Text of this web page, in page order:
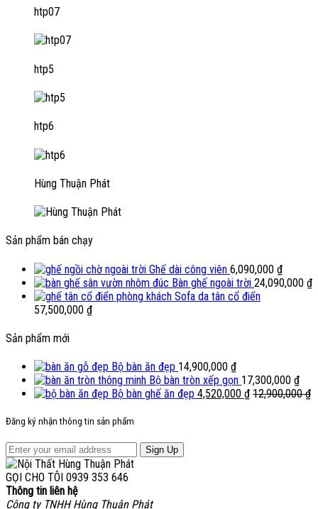
htp07
htp5
htp6
Hùng Thuận Phát
Sản phẩm bán chạy
Ghế dài công viên 6,090,000 ₫
Bàn ghế ngoài trời 24,090,000 ₫
Sofa da tân cổ điển
57,500,000 ₫
Sản phẩm mới
Bộ bàn ăn đẹp 14,900,000 ₫
Bộ bàn tròn xếp gọn 17,300,000 ₫
Bộ bàn ghế ăn đẹp 4,520,000 ₫ 12,900,000₫
Đăng ký nhận thông tin sản phẩm
Sign Up
GỌI CHO TÔI 0939 353 646
Thông tin liên hệ
Công ty TNHH Hùng Thuận Phát